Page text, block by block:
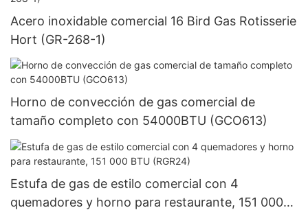
Acero inoxidable comercial 16 Bird Gas Rotisserie
Hort (GR-268-1)
Horno de convección de gas comercial de
tamaño completo con 54000BTU (GCO613)
Estufa de gas de estilo comercial con 4
quemadores y horno para restaurante, 151 000